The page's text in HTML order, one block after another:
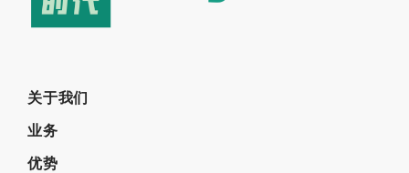
关于我们
业务
优势